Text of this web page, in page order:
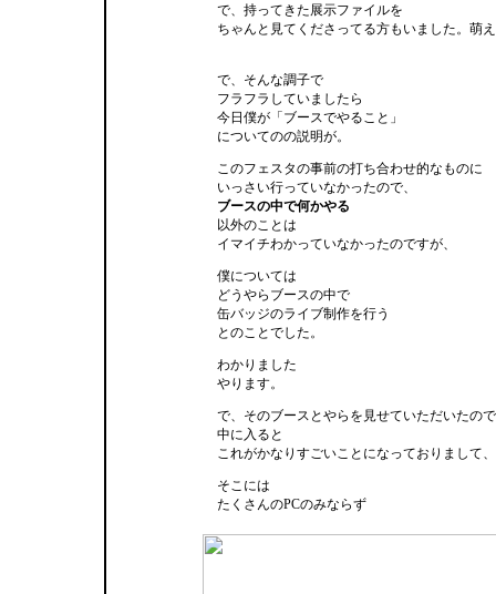
で、持ってきた展示ファイルを
ちゃんと見てくださってる方もいました。萌
で、そんな調子で
フラフラしていましたら
今日僕が「ブースでやること」
についてのの説明が。
このフェスタの事前の打ち合わせ的なものに
いっさい行っていなかったので、
ブースの中で何かやる
以外のことは
イマイチわかっていなかったのですが、
僕については
どうやらブースの中で
缶バッジのライブ制作を行う
とのことでした。
わかりました
やります。
で、そのブースとやらを見せていただいたの
中に入ると
これがかなりすごいことになっておりまして、
そこには
たくさんのPCのみならず